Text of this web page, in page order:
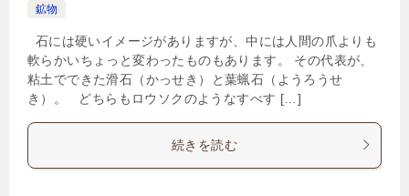
鉱物
石には硬いイメージがありますが、中には人間の爪よりも
軟らかいちょっと変わったものもあります。 その代表が、
粘土でできた滑石（かっせき）と葉蝋石（ようろうせ
き）。 どちらもロウソクのようなすべす […]
続きを読む